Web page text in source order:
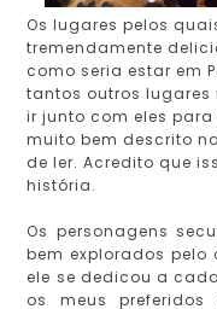
Os lugares pelos
tremendamente
como seria estar em
tantos outros lugares
ir junto com eles
muito bem descrito
de ler. Acredito que
história.
Os personagens
bem explorados pelo
ele se dedicou a
os meus